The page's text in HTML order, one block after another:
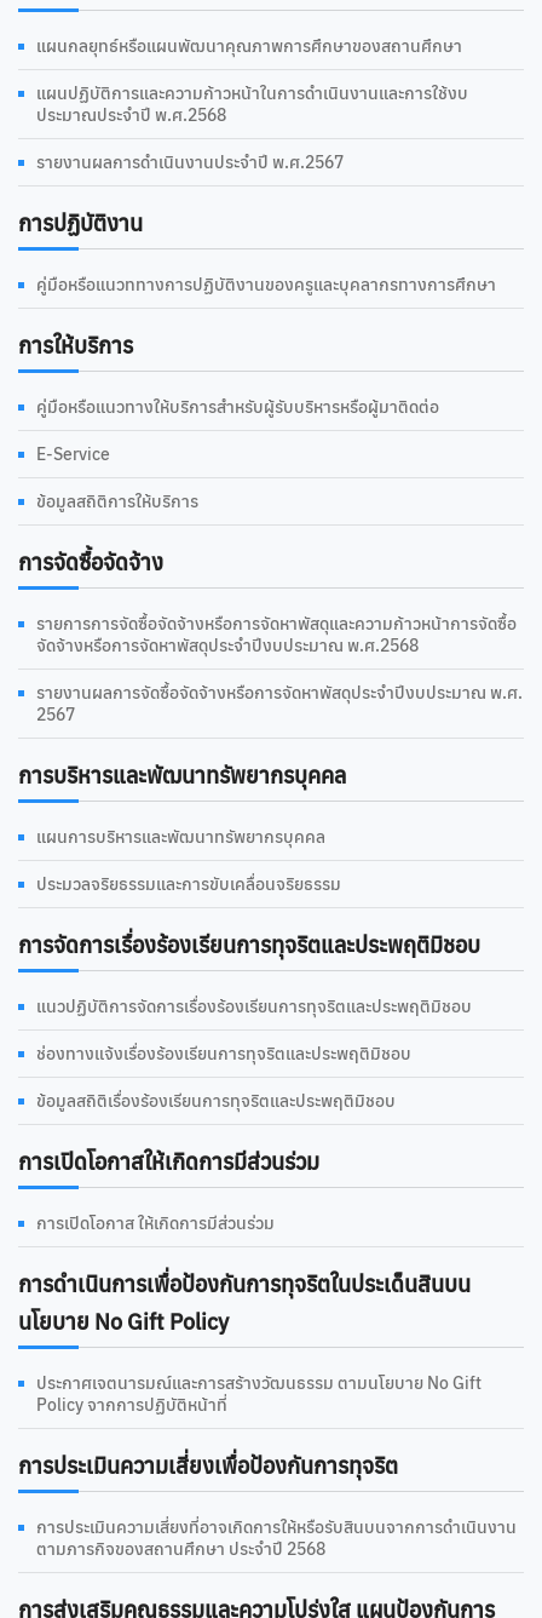
แผนกลยุทธ์หรือแผนพัฒนาคุณภาพการศึกษาของสถานศึกษา
แผนปฏิบัติการและความก้าวหน้าในการดำเนินงานและการใช้งบ
ประมาณประจำปี พ.ศ.2568
รายงานผลการดำเนินงานประจำปี พ.ศ.2567
การปฏิบัติงาน
คู่มือหรือแนวททางการปฏิบัติงานของครูและบุคลากรทางการศึกษา
การให้บริการ
คู่มือหรือแนวทางให้บริการสำหรับผู้รับบริหารหรือผู้มาติดต่อ
E-Service
ข้อมูลสถิติการให้บริการ
การจัดซื้อจัดจ้าง
รายการการจัดซื้อจัดจ้างหรือการจัดหาพัสดุและความก้าวหน้าการจัดซื้อ
จัดจ้างหรือการจัดหาพัสดุประจำปีงบประมาณ พ.ศ.2568
รายงานผลการจัดซื้อจัดจ้างหรือการจัดหาพัสดุประจำปีงบประมาณ พ.ศ.
2567
การบริหารและพัฒนาทรัพยากรบุคคล
แผนการบริหารและพัฒนาทรัพยากรบุคคล
ประมวลจริยธรรมและการขับเคลื่อนจริยธรรม
การจัดการเรื่องร้องเรียนการทุจริตและประพฤติมิชอบ
แนวปฏิบัติการจัดการเรื่องร้องเรียนการทุจริตและประพฤติมิชอบ
ช่องทางแจ้งเรื่องร้องเรียนการทุจริตและประพฤติมิชอบ
ข้อมูลสถิติเรื่องร้องเรียนการทุจริตและประพฤติมิชอบ
การเปิดโอกาสให้เกิดการมีส่วนร่วม
การเปิดโอกาส ให้เกิดการมีส่วนร่วม
การดําเนินการเพื่อป้องกันการทุจริตในประเด็นสินบน
นโยบาย No Gift Policy
ประกาศเจตนารมณ์และการสร้างวัฒนธรรม ตามนโยบาย No Gift
Policy จากการปฏิบัติหน้าที่
การประเมินความเสี่ยงเพื่อป้องกันการทุจริต
การประเมินความเสี่ยงที่อาจเกิดการให้หรือรับสินบนจากการดำเนินงาน
ตามภารกิจของสถานศึกษา ประจำปี 2568
การส่งเสริมคุณธรรมและความโปร่งใส แผนป้องกันการ